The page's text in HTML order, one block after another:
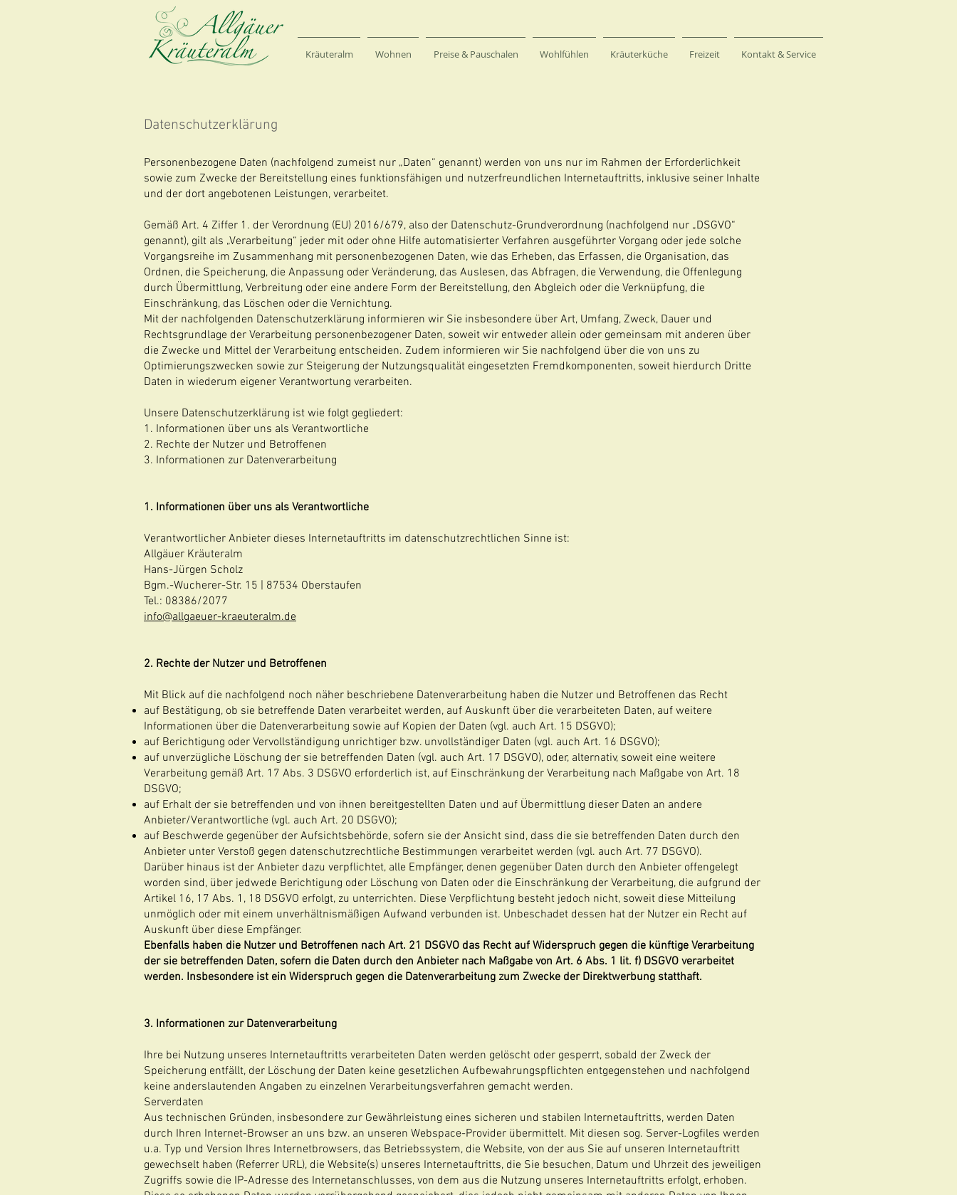
Kräuteralm Wohnen Preise & Pauschalen Wohlfühlen Kräuterküche Freizeit Kontakt & Service
Datenschutzerklärung
Personenbezogene Daten (nachfolgend zumeist nur „Daten“ genannt) werden von uns nur im Rahmen der Erforderlichkeit
sowie zum Zwecke der Bereitstellung eines funktionsfähigen und nutzerfreundlichen Internetauftritts, inklusive seiner Inhalte
und der dort angebotenen Leistungen, verarbeitet.
Gemäß Art. 4 Ziffer 1. der Verordnung (EU) 2016/679, also der Datenschutz-Grundverordnung (nachfolgend nur „DSGVO“
genannt), gilt als „Verarbeitung“ jeder mit oder ohne Hilfe automatisierter Verfahren ausgeführter Vorgang oder jede solche
Vorgangsreihe im Zusammenhang mit personenbezogenen Daten, wie das Erheben, das Erfassen, die Organisation, das
Ordnen, die Speicherung, die Anpassung oder Veränderung, das Auslesen, das Abfragen, die Verwendung, die Offenlegung
durch Übermittlung, Verbreitung oder eine andere Form der Bereitstellung, den Abgleich oder die Verknüpfung, die
Einschränkung, das Löschen oder die Vernichtung.
Mit der nachfolgenden Datenschutzerklärung informieren wir Sie insbesondere über Art, Umfang, Zweck, Dauer und
Rechtsgrundlage der Verarbeitung personenbezogener Daten, soweit wir entweder allein oder gemeinsam mit anderen über
die Zwecke und Mittel der Verarbeitung entscheiden. Zudem informieren wir Sie nachfolgend über die von uns zu
Optimierungszwecken sowie zur Steigerung der Nutzungsqualität eingesetzten Fremdkomponenten, soweit hierdurch Dritte
Daten in wiederum eigener Verantwortung verarbeiten.
Unsere Datenschutzerklärung ist wie folgt gegliedert:
1. Informationen über uns als Verantwortliche
2. Rechte der Nutzer und Betroffenen
3. Informationen zur Datenverarbeitung
1. Informationen über uns als Verantwortliche
Verantwortlicher Anbieter dieses Internetauftritts im datenschutzrechtlichen Sinne ist:
Allgäuer Kräuteralm
Hans-Jürgen Scholz
Bgm.-Wucherer-Str. 15 | 87534 Oberstaufen
Tel.: 08386/2077
info@allgaeuer-kraeuteralm.de
2. Rechte der Nutzer und Betroffenen
Mit Blick auf die nachfolgend noch näher beschriebene Datenverarbeitung haben die Nutzer und Betroffenen das Recht
auf Bestätigung, ob sie betreffende Daten verarbeitet werden, auf Auskunft über die verarbeiteten Daten, auf weitere
Informationen über die Datenverarbeitung sowie auf Kopien der Daten (vgl. auch Art. 15 DSGVO);
auf Berichtigung oder Vervollständigung unrichtiger bzw. unvollständiger Daten (vgl. auch Art. 16 DSGVO);
auf unverzügliche Löschung der sie betreffenden Daten (vgl. auch Art. 17 DSGVO), oder, alternativ, soweit eine weitere
Verarbeitung gemäß Art. 17 Abs. 3 DSGVO erforderlich ist, auf Einschränkung der Verarbeitung nach Maßgabe von Art. 18
DSGVO;
auf Erhalt der sie betreffenden und von ihnen bereitgestellten Daten und auf Übermittlung dieser Daten an andere
Anbieter/Verantwortliche (vgl. auch Art. 20 DSGVO);
auf Beschwerde gegenüber der Aufsichtsbehörde, sofern sie der Ansicht sind, dass die sie betreffenden Daten durch den
Anbieter unter Verstoß gegen datenschutzrechtliche Bestimmungen verarbeitet werden (vgl. auch Art. 77 DSGVO).
Darüber hinaus ist der Anbieter dazu verpflichtet, alle Empfänger, denen gegenüber Daten durch den Anbieter offengelegt
worden sind, über jedwede Berichtigung oder Löschung von Daten oder die Einschränkung der Verarbeitung, die aufgrund der
Artikel 16, 17 Abs. 1, 18 DSGVO erfolgt, zu unterrichten. Diese Verpflichtung besteht jedoch nicht, soweit diese Mitteilung
unmöglich oder mit einem unverhältnismäßigen Aufwand verbunden ist. Unbeschadet dessen hat der Nutzer ein Recht auf
Auskunft über diese Empfänger.
Ebenfalls haben die Nutzer und Betroffenen nach Art. 21 DSGVO das Recht auf Widerspruch gegen die künftige Verarbeitung
der sie betreffenden Daten, sofern die Daten durch den Anbieter nach Maßgabe von Art. 6 Abs. 1 lit. f) DSGVO verarbeitet
werden. Insbesondere ist ein Widerspruch gegen die Datenverarbeitung zum Zwecke der Direktwerbung statthaft.
3. Informationen zur Datenverarbeitung
Ihre bei Nutzung unseres Internetauftritts verarbeiteten Daten werden gelöscht oder gesperrt, sobald der Zweck der
Speicherung entfällt, der Löschung der Daten keine gesetzlichen Aufbewahrungspflichten entgegenstehen und nachfolgend
keine anderslautenden Angaben zu einzelnen Verarbeitungsverfahren gemacht werden.
Serverdaten
Aus technischen Gründen, insbesondere zur Gewährleistung eines sicheren und stabilen Internetauftritts, werden Daten
durch Ihren Internet-Browser an uns bzw. an unseren Webspace-Provider übermittelt. Mit diesen sog. Server-Logfiles werden
u.a. Typ und Version Ihres Internetbrowsers, das Betriebssystem, die Website, von der aus Sie auf unseren Internetauftritt
gewechselt haben (Referrer URL), die Website(s) unseres Internetauftritts, die Sie besuchen, Datum und Uhrzeit des jeweiligen
Zugriffs sowie die IP-Adresse des Internetanschlusses, von dem aus die Nutzung unseres Internetauftritts erfolgt, erhoben.